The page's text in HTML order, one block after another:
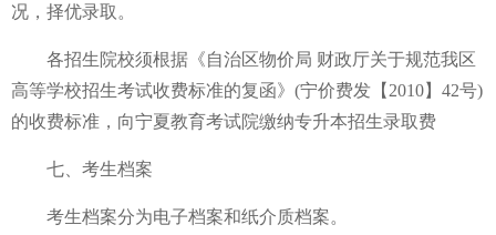
况，择优录取。
各招生院校须根据《自治区物价局 财政厅关于规范我区
高等学校招生考试收费标准的复函》(宁价费发【2010】42号)
的收费标准，向宁夏教育考试院缴纳专升本招生录取费
七、考生档案
考生档案分为电子档案和纸介质档案。